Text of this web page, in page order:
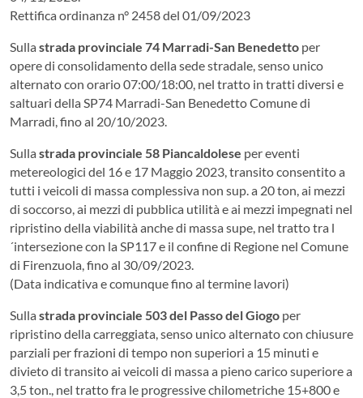
Rettifica ordinanza n° 2458 del 01/09/2023
Sulla strada provinciale 74 Marradi-San Benedetto per
opere di consolidamento della sede stradale, senso unico
alternato con orario 07:00/18:00, nel tratto in tratti diversi e
saltuari della SP74 Marradi-San Benedetto Comune di
Marradi, fino al 20/10/2023.
Sulla strada provinciale 58 Piancaldolese per eventi
metereologici del 16 e 17 Maggio 2023, transito consentito a
tutti i veicoli di massa complessiva non sup. a 20 ton, ai mezzi
di soccorso, ai mezzi di pubblica utilità e ai mezzi impegnati nel
ripristino della viabilità anche di massa supe, nel tratto tra l
´intersezione con la SP117 e il confine di Regione nel Comune
di Firenzuola, fino al 30/09/2023.
(Data indicativa e comunque fino al termine lavori)
Sulla strada provinciale 503 del Passo del Giogo per
ripristino della carreggiata, senso unico alternato con chiusure
parziali per frazioni di tempo non superiori a 15 minuti e
divieto di transito ai veicoli di massa a pieno carico superiore a
3,5 ton., nel tratto fra le progressive chilometriche 15+800 e